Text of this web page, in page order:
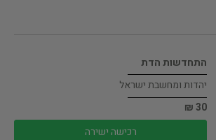
התחדשות הדת
יהדות ומחשבת ישראל
30 ₪
רכישה ישירה